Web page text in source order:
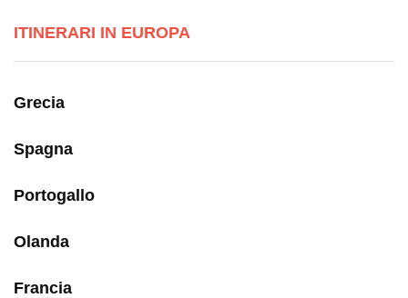
ITINERARI IN EUROPA
Grecia
Spagna
Portogallo
Olanda
Francia